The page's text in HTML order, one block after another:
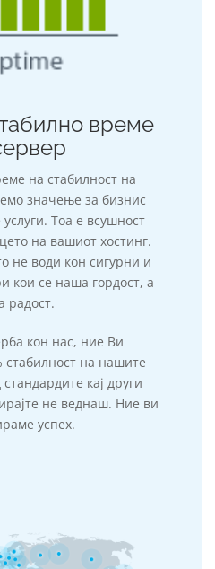
време
на стабилност на
значење за бизнис
Тоа е всушност
на вашиот хостинг.
не води кон сигурни и
кои се наша гордост, а
радост.
кон нас, ние Ви
стабилност на нашите
кај други
не веднаш. Ние ви
успех.